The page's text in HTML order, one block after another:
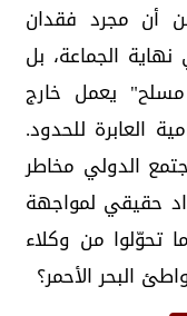
أن مجرد فقدان
نهاية الجماعة، بل
يعمل خارج
العابرة للحدود.
الدولي مخاطر
حقيقي لمواجهة
تحوّلوا من وكلاء
البحر الأحمر؟